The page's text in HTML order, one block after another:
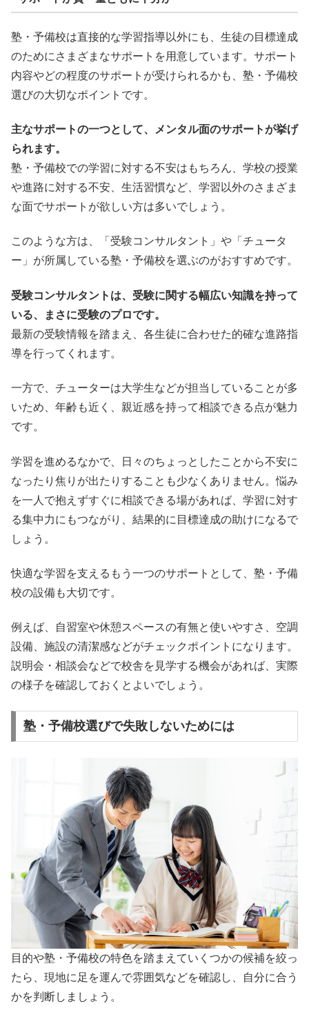
塾・予備校は直接的な学習指導以外にも、生徒の目標達成
のためにさまざまなサポートを用意しています。サポート
内容やどの程度のサポートが受けられるかも、塾・予備校
選びの大切なポイントです。
主なサポートの一つとして、メンタル面のサポートが挙げ
られます。
塾・予備校での学習に対する不安はもちろん、学校の授業
や進路に対する不安、生活習慣など、学習以外のさまざま
な面でサポートが欲しい方は多いでしょう。
このような方は、「受験コンサルタント」や「チュータ
ー」が所属している塾・予備校を選ぶのがおすすめです。
受験コンサルタントは、受験に関する幅広い知識を持って
いる、まさに受験のプロです。
最新の受験情報を踏まえ、各生徒に合わせた的確な進路指
導を行ってくれます。
一方で、チューターは大学生などが担当していることが多
いため、年齢も近く、親近感を持って相談できる点が魅力
です。
学習を進めるなかで、日々のちょっとしたことから不安に
なったり焦りが出たりすることも少なくありません。悩み
を一人で抱えずすぐに相談できる場があれば、学習に対す
る集中力にもつながり、結果的に目標達成の助けになるで
しょう。
快適な学習を支えるもう一つのサポートとして、塾・予備
校の設備も大切です。
例えば、自習室や休憩スペースの有無と使いやすさ、空調
設備、施設の清潔感などがチェックポイントになります。
説明会・相談会などで校舎を見学する機会があれば、実際
の様子を確認しておくとよいでしょう。
塾・予備校選びで失敗しないためには
目的や塾・予備校の特色を踏まえていくつかの候補を絞っ
たら、現地に足を運んで雰囲気などを確認し、自分に合う
かを判断しましょう。